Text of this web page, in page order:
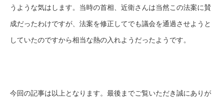
うような気はします。当時の首相、近衛さんは当然この法案に賛
成だったわけですが、法案を修正してでも議会を通過させようと
していたのですから相当な熱の入れようだったようです。
今回の記事は以上となります。最後までご覧いただき誠にありが